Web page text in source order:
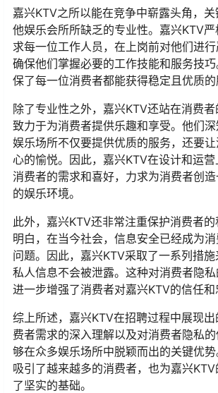
嘉兴KTV之所以能在竞争中崭露头角，
他娱乐会所所缺乏的专业性。嘉兴KTV
求每一位工作人员，在上岗前对他们进
确保他们掌握必要的工作技能和服务技
保了每一位消费者都能获得稳定且优质的
除了专业性之外，嘉兴KTV还站在消费者
致力于为消费者提供乐趣和享受。他们
娱乐场所不仅要提供优质的服务，还要
心的愉悦。因此，嘉兴KTV在设计和运
消费者的需求和喜好，力求为消费者创
的娱乐环境。
此外，嘉兴KTV还非常注重保护消费者
明白，在当今社会，信息安全已经成为
问题。因此，嘉兴KTV采取了一系列措
私人信息不会被泄露。这种对消费者隐私
进一步增强了消费者对嘉兴KTV的信任和
综上所述，嘉兴KTV在招聘过程中展现
费者需求的深入理解以及对消费者隐私
够在众多娱乐场所中脱颖而出的关键优
吸引了越来越多的消费者，也为嘉兴
了坚实的基础。